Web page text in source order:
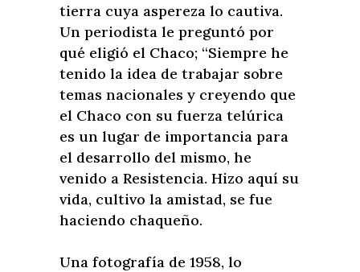
tierra cuya aspereza lo cautiva.
Un periodista le preguntó por
qué eligió el Chaco; “Siempre he
tenido la idea de trabajar sobre
temas nacionales y creyendo que
el Chaco con su fuerza telúrica
es un lugar de importancia para
el desarrollo del mismo, he
venido a Resistencia. Hizo aquí su
vida, cultivo la amistad, se fue
haciendo chaqueño.
Una fotografía de 1958, lo